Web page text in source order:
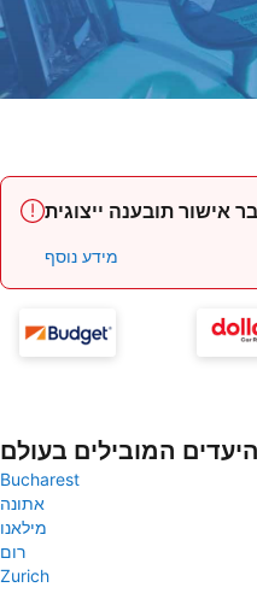
אישור תובענה ייצוגית
מידע נוסף
היעדים המובילים בעולם
Bucharest
אתונה
מילאנו
רום
Zurich